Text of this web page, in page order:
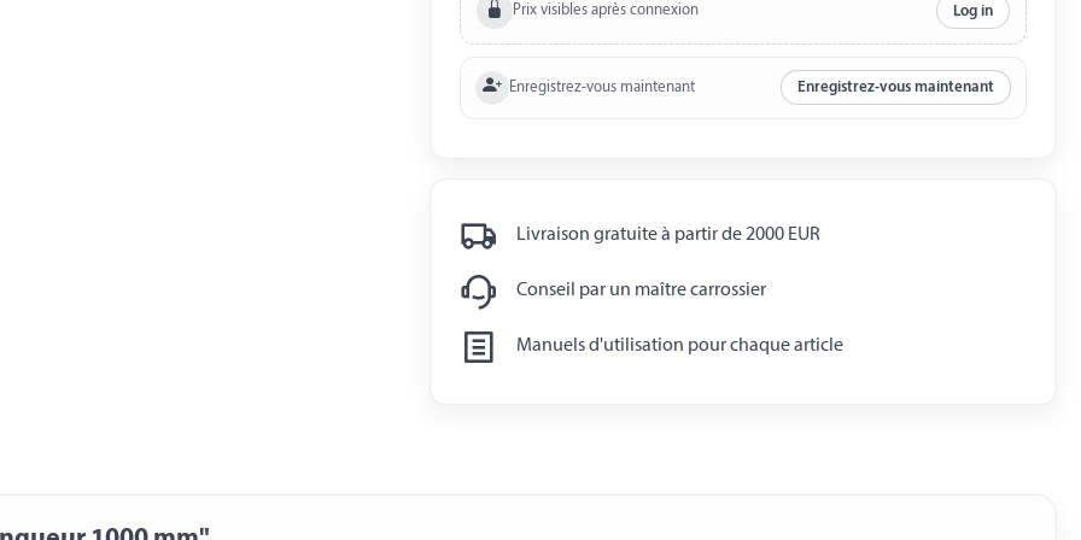
Prix visibles après connexion Log in
Enregistrez-vous maintenant Enregistrez-vous maintenant
Livraison gratuite à partir de 2000 EUR
Conseil par un maître carrossier
Manuels d'utilisation pour chaque article